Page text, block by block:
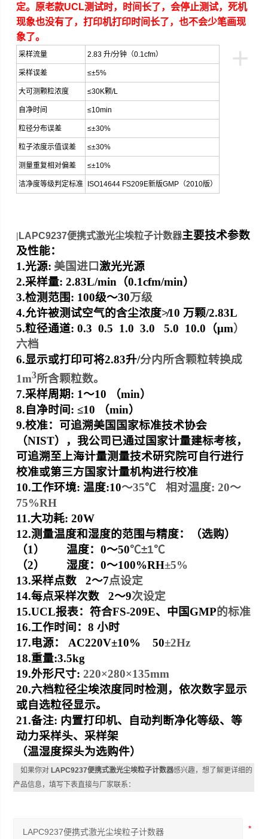
定。原老款UCL测试时，时间长了，会停止测试，死机
现象也没有了，打印机打印时间长了，也不会少笔画现
象了。
+
采样流量 2.83 升/分钟（0.1cfm）
采样误差 ≤±5%
大可测颗粒浓度 ≤30K颗/L
自净时间 ≤10min
粒径分布误差 ≤±30%
粒子浓度示值误差 ≤±30%
测量重复相对偏差 ≤±10%
洁净度等级判定标准 ISO14644 FS209E新版GMP（2010版）
| LAPC9237便携式激光尘埃粒子计数器主要技术参数
及性能：
1.光源: 美国进口激光光源
2.采样量: 2.83L/min（0.1cfm/min）
3.检测范围: 100级～30万级
4.允许被测试空气的含尘浓度≯10 万颗/2.83L
5.粒径通道: 0.3 0.5 1.0 3.0 5.0 10.0 （μm）
六档
6.显示或打印可将2.83升/分内所含颗粒转换成
1m3所含颗粒数。
7.采样周期: 1～10 （min）
8.自净时间: ≤10 （min）
9.校准：可追溯美国国家标准技术协会
（NIST），我公司已通过国家计量建标考核，
可追溯至上海计量测量技术研究院可自行进行
校准或第三方国家计量机构进行校准
10.工作环境: 温度:10～35℃ 相对温度: 20～
75%RH
11.大功耗: 20W
12.测量温度和湿度的范围与精度：（选购）
（1） 温度：0～50℃±1℃
（2） 湿度：0～100%RH±5%
13.采样点数 2～7点设定
14.每点采样次数 2～9次设定
15.UCL报表：符合FS-209E、中国GMP的标准
16.工作时间：8小时
17.电源： AC220V±10% 50±2Hz
18.重量:3.5kg
19.外形尺寸:220×280×135mm
20.六档粒径尘埃浓度同时检测，依次数字显示
或自选粒径显示。
21.备注: 内置打印机、自动判断净化等级、等
动力采样头、采样架
（温湿度探头为选购件）
如果你对 LAPC9237便携式激光尘埃粒子计数器感兴趣，想了解更详细的
产品信息，填写下表直接与厂家联系：